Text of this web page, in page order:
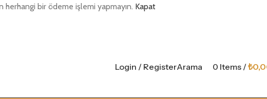
herhangi bir ödeme işlemi yapmayın. Kapat
Login / RegisterArama 0 Items /₺